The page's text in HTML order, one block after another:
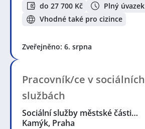
do 27 700 Kč
Plný úvazek
Vhodné také pro cizince
Zveřejněno: 6. srpna
Pracovník/ce v sociálních
službách
Sociální služby městské části…
Kamýk, Praha